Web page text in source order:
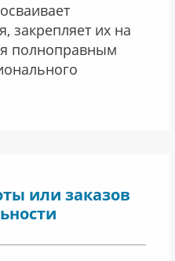
закрепляет их на
полноправным
или заказов